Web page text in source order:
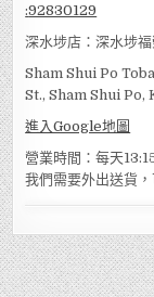
:92830129
深水埗店：深水埗
Sham Shui Po
St., Sham Shui Po,
進入Google地圖
營業時間：每天
我們需要外出送貨